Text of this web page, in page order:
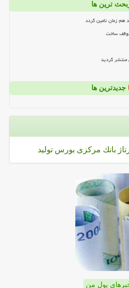
ترین ها
هم زمان تامین گردد
گردید
جدیدترین ها
بانك مركزی بورس تولید
پول من